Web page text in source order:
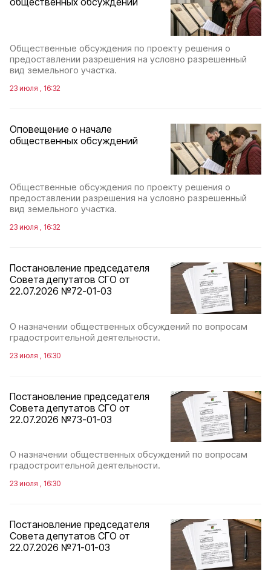
Общественные обсуждения по проекту решения о
предоставлении разрешения на условно разрешенный
вид земельного участка.
23 июля , 16:32
Оповещение о начале
общественных обсуждений
Общественные обсуждения по проекту решения о
предоставлении разрешения на условно разрешенный
вид земельного участка.
23 июля , 16:32
Постановление председателя
Совета депутатов СГО от
22.07.2026 №72-01-03
О назначении общественных обсуждений по вопросам
градостроительной деятельности.
23 июля , 16:30
Постановление председателя
Совета депутатов СГО от
22.07.2026 №73-01-03
О назначении общественных обсуждений по вопросам
градостроительной деятельности.
23 июля , 16:30
Постановление председателя
Совета депутатов СГО от
22.07.2026 №71-01-03